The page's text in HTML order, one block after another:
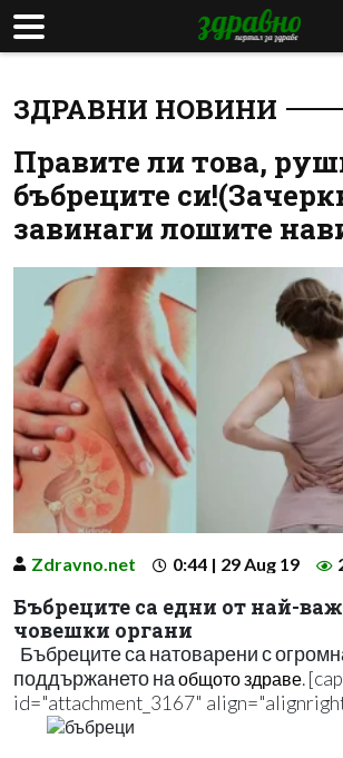
ЗДРАВНИ НОВИНИ
Правите ли това,
бъбреците
завинаги лошите
Zdravno.net 0:44 | 29 Aug 19
Бъбреците са едни от най-
човешки органи
Бъбреците са натоварени с
поддържането на общото здраве.
id="attachment_3167"